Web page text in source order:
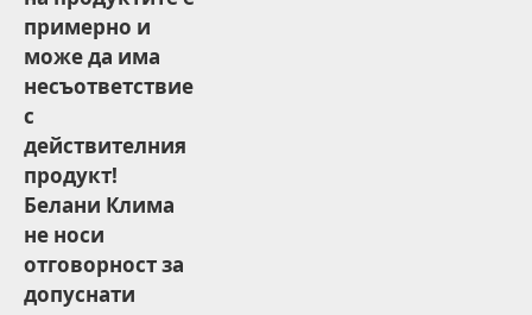
примерно и
може да има
несъответствие
с
действителния
продукт!
Белани Клима
не носи
отговорност за
допуснати